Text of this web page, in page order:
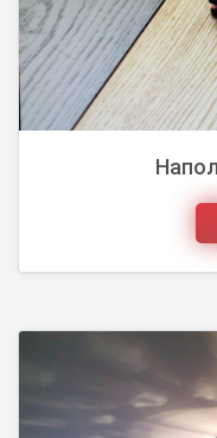
дизайн натяж...
Комфортное
правильно
месте